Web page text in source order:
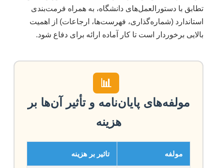
تطابق با دستورالعمل‌های دانشگاه، به همراه فرمت‌بندی
استاندارد (شماره‌گذاری، فهرست‌ها، ارجاعات) از اهمیت
بالایی برخوردار است تا کار آماده ارائه برای دفاع شود.
📊
مولفه‌های پایان‌نامه و تأثیر آن‌ها بر
هزینه
مولفه تاثیر بر هزینه